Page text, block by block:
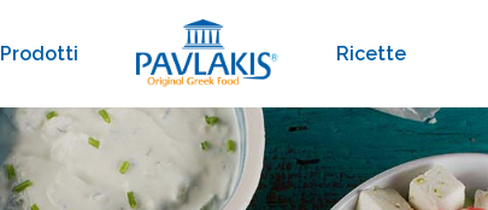
Prodotti Ricette